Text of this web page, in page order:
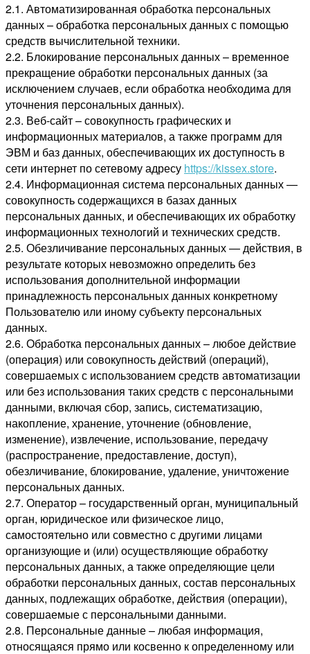
2.1. Автоматизированная обработка персональных
данных – обработка персональных данных с помощью
средств вычислительной техники.
2.2. Блокирование персональных данных – временное
прекращение обработки персональных данных (за
исключением случаев, если обработка необходима для
уточнения персональных данных).
2.3. Веб-сайт – совокупность графических и
информационных материалов, а также программ для
ЭВМ и баз данных, обеспечивающих их доступность в
сети интернет по сетевому адресу https://kissex.store.
2.4. Информационная система персональных данных —
совокупность содержащихся в базах данных
персональных данных, и обеспечивающих их обработку
информационных технологий и технических средств.
2.5. Обезличивание персональных данных — действия, в
результате которых невозможно определить без
использования дополнительной информации
принадлежность персональных данных конкретному
Пользователю или иному субъекту персональных
данных.
2.6. Обработка персональных данных – любое действие
(операция) или совокупность действий (операций),
совершаемых с использованием средств автоматизации
или без использования таких средств с персональными
данными, включая сбор, запись, систематизацию,
накопление, хранение, уточнение (обновление,
изменение), извлечение, использование, передачу
(распространение, предоставление, доступ),
обезличивание, блокирование, удаление, уничтожение
персональных данных.
2.7. Оператор – государственный орган, муниципальный
орган, юридическое или физическое лицо,
самостоятельно или совместно с другими лицами
организующие и (или) осуществляющие обработку
персональных данных, а также определяющие цели
обработки персональных данных, состав персональных
данных, подлежащих обработке, действия (операции),
совершаемые с персональными данными.
2.8. Персональные данные – любая информация,
относящаяся прямо или косвенно к определенному или